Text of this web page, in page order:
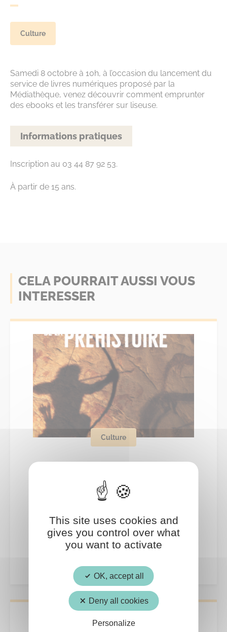
Culture
Samedi 8 octobre à 10h, à l’occasion du lancement du
service de livres numériques proposé par la
Médiathèque, venez découvrir comment emprunter
des ebooks et les transférer sur liseuse.
Informations pratiques
Inscription au 03 44 87 92 53.
À partir de 15 ans.
CELA POURRAIT AUSSI VOUS
INTERESSER
Culture
15
AOÛT
Visite guidée de l’exposition
« Archers de la préhistoire »
This site uses cookies and
gives you control over what
you want to activate
OK, accept all
Deny all cookies
Personalize